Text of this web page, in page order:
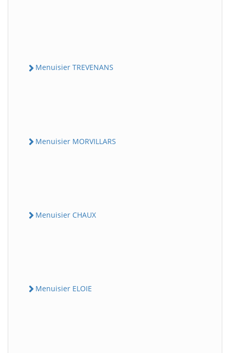
Menuisier TREVENANS
Menuisier MORVILLARS
Menuisier CHAUX
Menuisier ELOIE